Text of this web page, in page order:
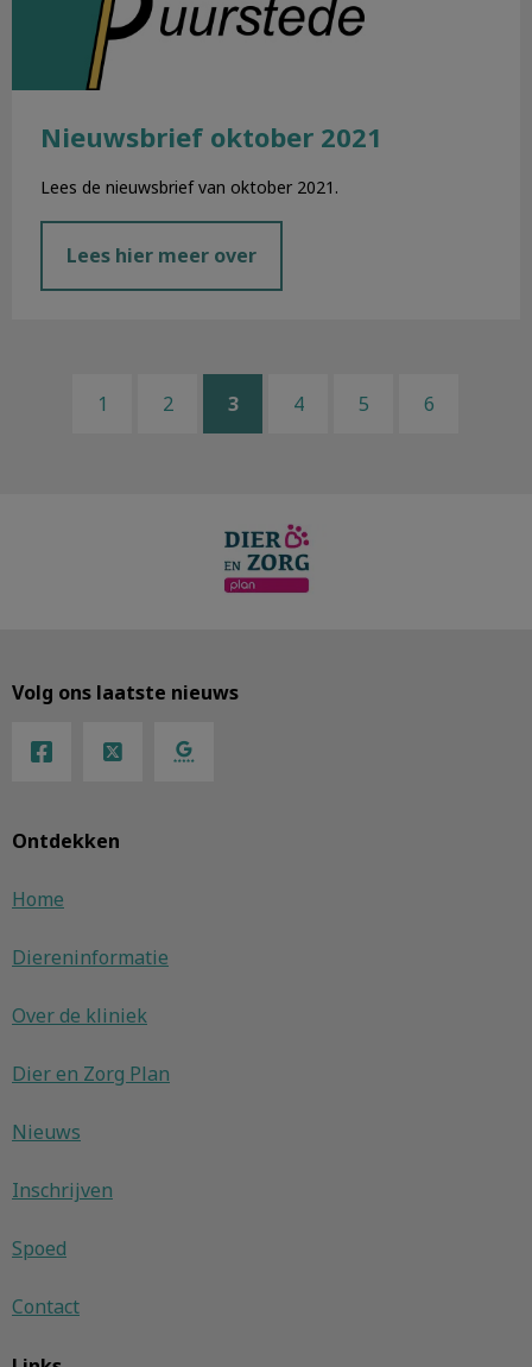
Nieuwsbrief oktober 2021
Lees de nieuwsbrief van oktober 2021.
Lees hier meer over
1 2 3 4 5 6
Ontdekken
Home
Diereninformatie
Over de kliniek
Dier en Zorg Plan
Nieuws
Inschrijven
Spoed
Contact
Volg ons laatste nieuws